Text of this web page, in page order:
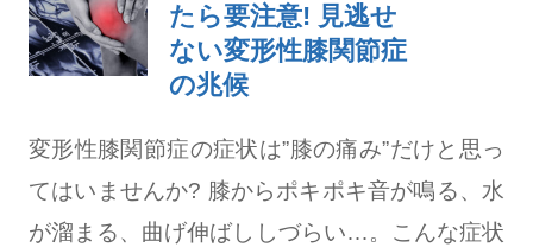
たら要注意! 見逃せ
ない変形性膝関節症
の兆候
変形性膝関節症の症状は”膝の痛み”だけと思っ
てはいませんか? 膝からポキポキ音が鳴る、水
が溜まる、曲げ伸ばししづらい…。こんな症状